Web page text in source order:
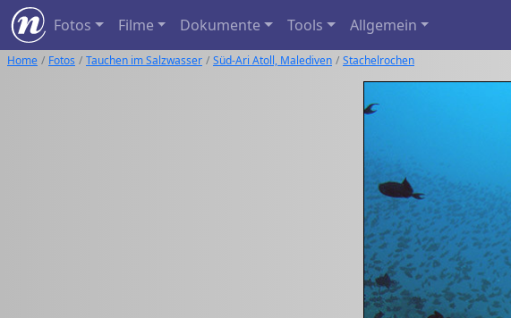
Fotos Filme Dokumente Tools Allgemein
Home Fotos Tauchen im Salzwasser Süd-Ari Atoll, Malediven Stachelrochen